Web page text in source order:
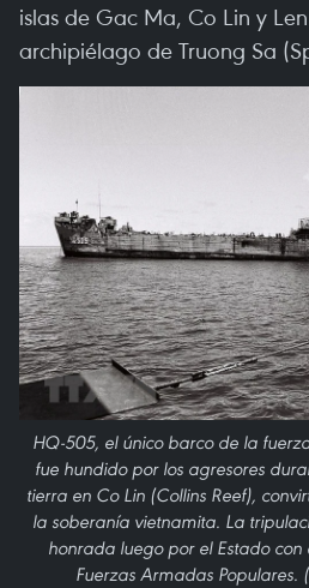
islas de Gac Ma, Co Lin y
archipiélago de Truong Sa
HQ-505, el único barco de la
fue hundido por los agresores
tierra en Co Lin (Collins Reef),
la soberanía vietnamita. La
honrada luego por el Estado con
Fuerzas Armadas